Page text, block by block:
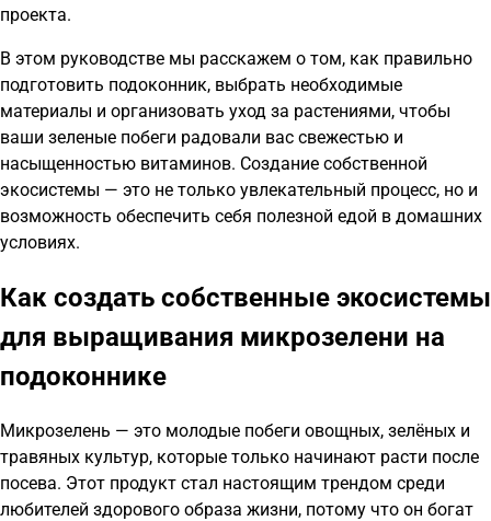
проекта.
В этом руководстве мы расскажем о том, как правильно
подготовить подоконник, выбрать необходимые
материалы и организовать уход за растениями, чтобы
ваши зеленые побеги радовали вас свежестью и
насыщенностью витаминов. Создание собственной
экосистемы — это не только увлекательный процесс, но и
возможность обеспечить себя полезной едой в домашних
условиях.
Как создать собственные экосистемы
для выращивания микрозелени на
подоконнике
Микрозелень — это молодые побеги овощных, зелёных и
травяных культур, которые только начинают расти после
посева. Этот продукт стал настоящим трендом среди
любителей здорового образа жизни, потому что он богат